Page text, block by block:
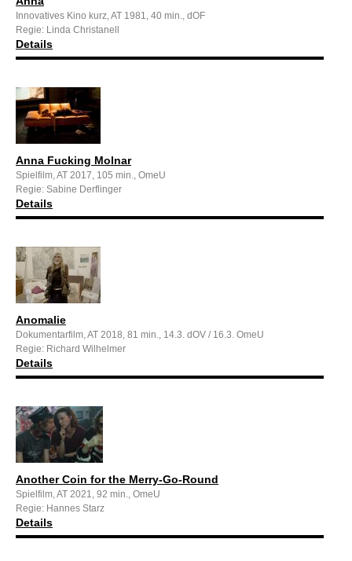
Innovatives Kino kurz, AT 1981, 40 min., dOF
Regie: Linda Christanell
Details
Anna Fucking Molnar
Spielfilm, AT 2017, 105 min., OmeU
Regie: Sabine Derflinger
Details
Anomalie
Dokumentarfilm, AT 2018, 81 min., 14.3. dOV / 16.3. OmeU
Regie: Richard Wilhelmer
Details
Another Coin for the Merry-Go-Round
Spielfilm, AT 2021, 92 min., OmeU
Regie: Hannes Starz
Details